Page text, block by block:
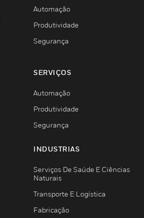
Automação
Produtividade
Segurança
SERVIÇOS
Automação
Produtividade
Segurança
INDUSTRIAS
Serviços De Saúde E Ciências
Naturais
Transporte E Logística
Fabricação